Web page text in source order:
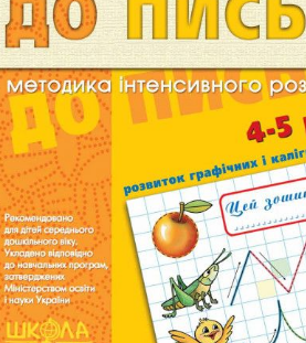
Інше
Основна та
старша школа
Основи здоров'я
Історія
Правознавство